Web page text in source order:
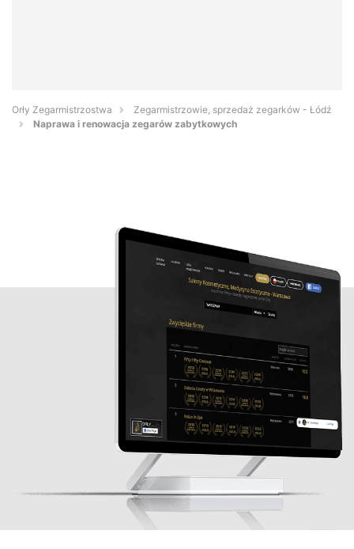
Orły Zegarmistrzostwa
Zegarmistrzowie, sprzedaż zegarków - Łódź
Naprawa i renowacja zegarów zabytkowych